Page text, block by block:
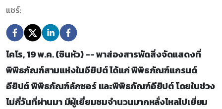
แชร์:
ไคโร, 19 พ.ค. (ซินหัว) -- พาส่องสารพัดสิ่งจัดแสดงที่
พิพิธภัณฑ์สามแห่งในอียิปต์ ได้แก่ พิพิธภัณฑ์แกรนด์
อียิปต์ พิพิธภัณฑ์ลักซอร์ และพิพิธภัณฑ์อียิปต์ โดยในช่วง
ไม่กี่วันที่ผ่านมา มีผู้เยี่ยมชมจำนวนมากหลั่งไหลไปเยี่ยม